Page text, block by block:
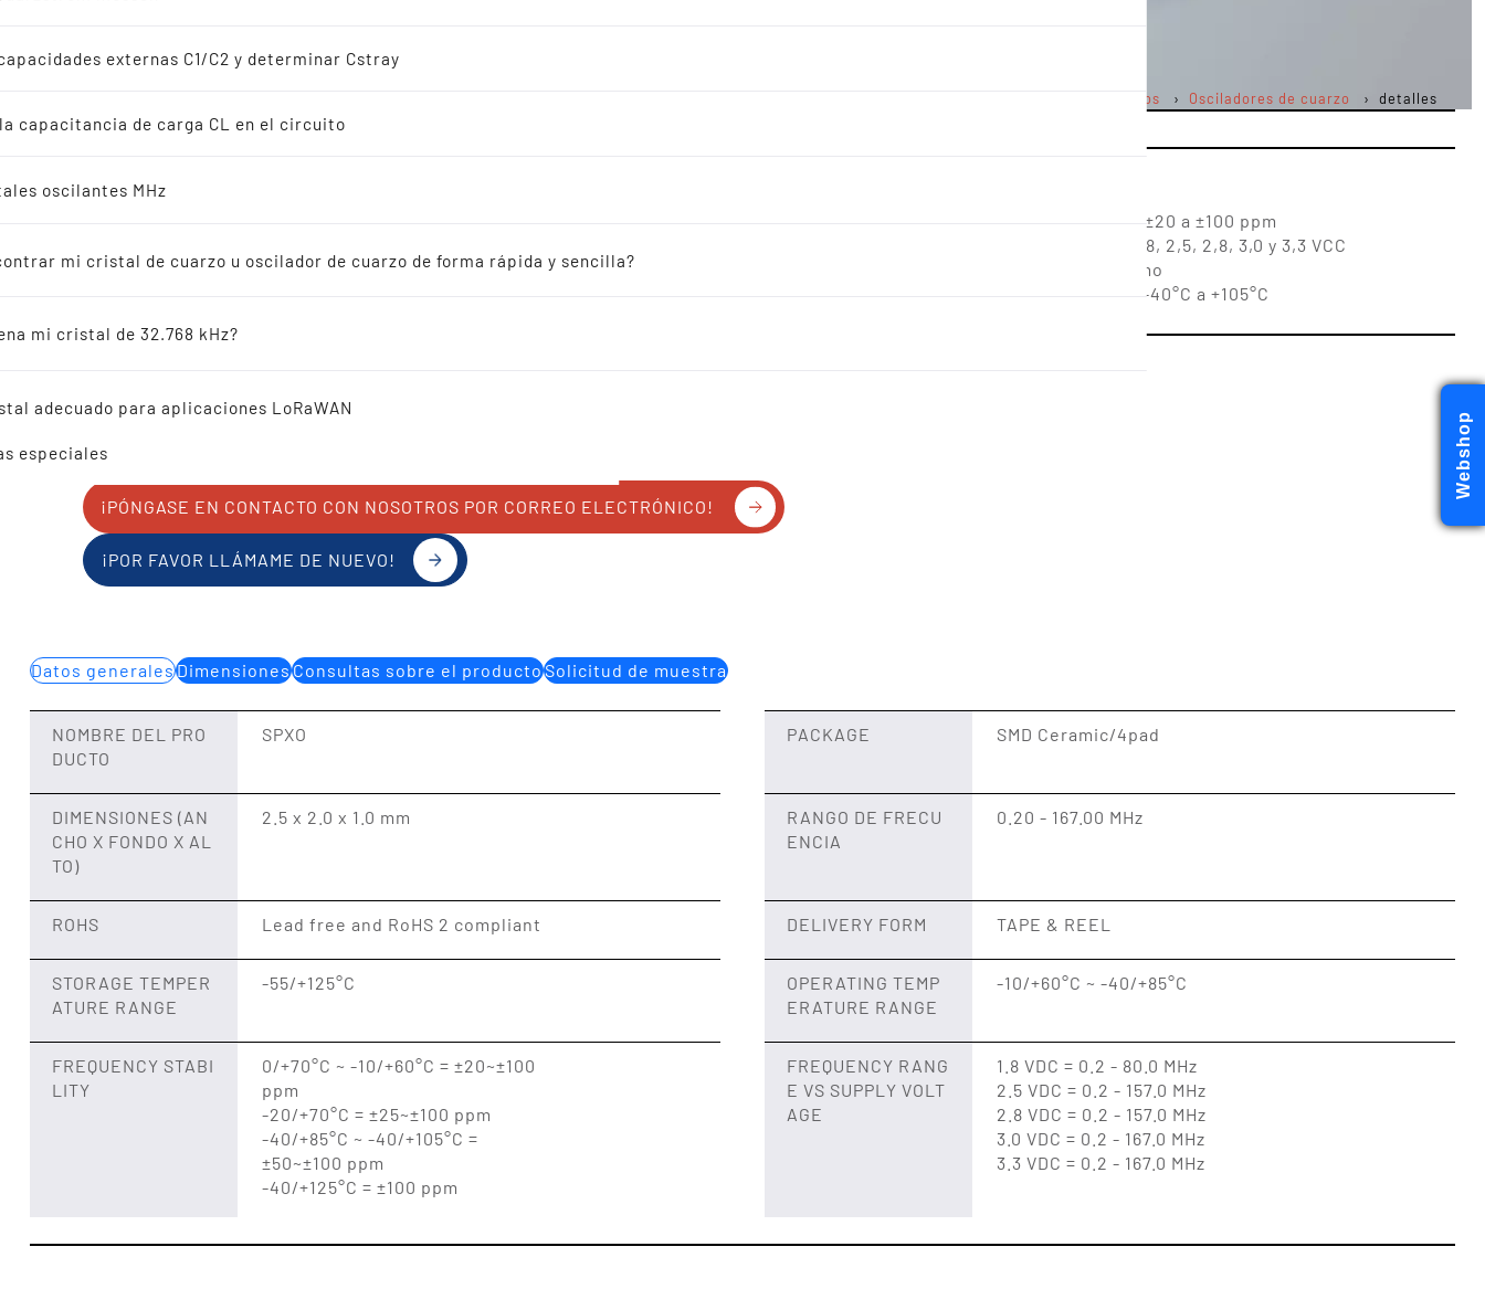
de 32.768 kHz
especiales
externas C1/C2 y determinar Cstray
capacitancia de carga CL en el circuito
oscilantes MHz
mi cristal de cuarzo u oscilador de cuarzo de forma rápida y sencilla?
mi cristal de 32.768 kHz?
adecuado para aplicaciones LoRaWAN
Productos Osciladores de cuarzo detalles
SMD SPXO OSCILLATOR 2.5 x 2.0
mm 0.2-167.0 MHz
Amplio rango de estabilidad de frecuencia de ±20 a ±100 ppm
Amplio rango de tensión de alimentación de 1,8, 2,5, 2,8, 3,0 y 3,3 VCC
Alta estabilidad, baja fluctuación, bajo consumo
Rango de temperatura operativa ampliado de -40°C a +105°C
¡LLÁMENOS!
¡PÓNGASE EN CONTACTO CON NOSOTROS POR CORREO ELECTRÓNICO!
¡POR FAVOR LLÁMAME DE NUEVO!
Datos generalesDimensionesConsultas sobre el productoSolicitud de muestra
NOMBRE DEL PRO
DUCTO
SPXO PACKAGE SMD Ceramic/4pad
DIMENSIONES (AN
CHO X FONDO X AL
TO)
2.5 x 2.0 x 1.0 mm
RANGO DE FRECU
ENCIA
0.20 - 167.00 MHz
ROHS Lead free and RoHS 2 compliant DELIVERY FORM TAPE & REEL
STORAGE TEMPER
ATURE RANGE
-55/+125°C
OPERATING TEMP
ERATURE RANGE
-10/+60°C ~ -40/+85°C
FREQUENCY STABI
LITY
0/+70°C ~ -10/+60°C = ±20~±100
ppm
-20/+70°C = ±25~±100 ppm
-40/+85°C ~ -40/+105°C =
±50~±100 ppm
-40/+125°C = ±100 ppm
FREQUENCY RANG
E VS SUPPLY VOLT
AGE
1.8 VDC = 0.2 - 80.0 MHz
2.5 VDC = 0.2 - 157.0 MHz
2.8 VDC = 0.2 - 157.0 MHz
3.0 VDC = 0.2 - 167.0 MHz
3.3 VDC = 0.2 - 167.0 MHz
Webshop